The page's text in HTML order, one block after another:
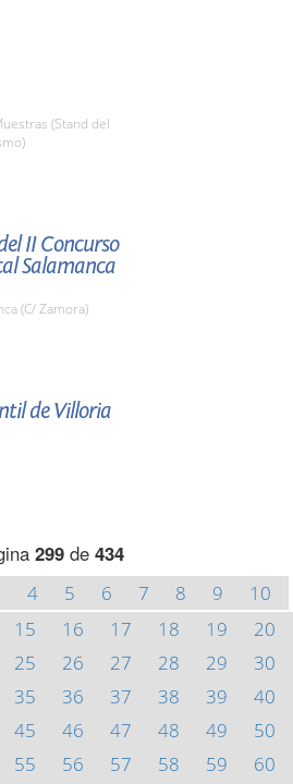
(Stand del
II Concurso
Salamanca
(C/ Zamora)
de Villoria
299de 434
4 5 6 7 8 9
10
15 16 17 18 19
20
25 26 27 28 29
30
35 36 37 38 39
40
45 46 47 48 49
50
55 56 57 58 59
60